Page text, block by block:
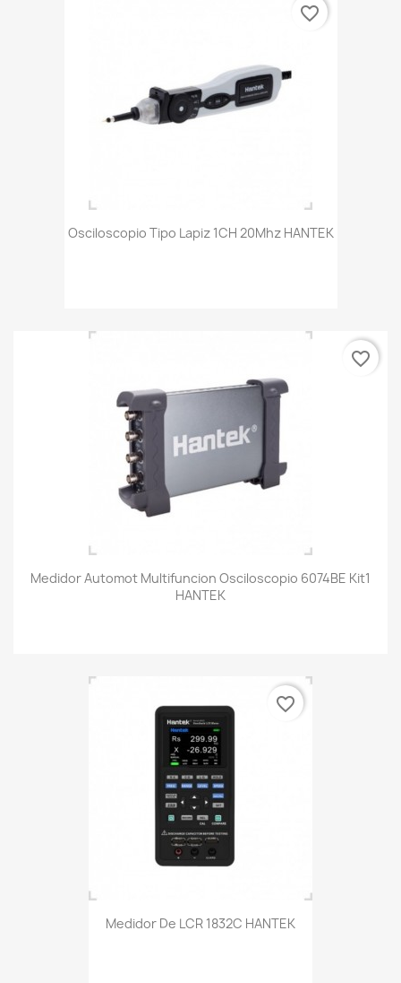
Osciloscopio Tipo Lapiz 1CH 20Mhz HANTEK
favorite_border
Medidor Automot Multifuncion Osciloscopio 6074BE Kit1
HANTEK
favorite_border
Medidor De LCR 1832C HANTEK
favorite_border